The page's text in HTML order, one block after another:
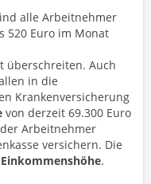
alle Arbeitnehmer
520 Euro im Monat
überschreiten. Auch
in die
Krankenversicherung
von derzeit 69.300 Euro
Arbeitnehmer
versichern. Die
Einkommenshöhe.